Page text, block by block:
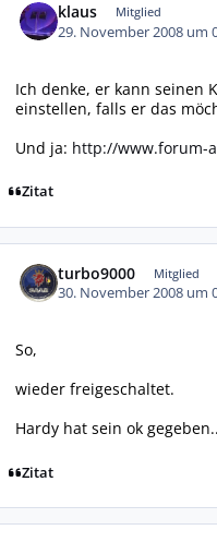
klaus Mitglied
29. November 2008 um
Ich denke, er kann seinen
einstellen, falls er das
Und ja: http://www.forum-
Zitat
turbo9000 Mitglied
30. November 2008 um
So,
wieder freigeschaltet.
Hardy hat sein ok
Zitat